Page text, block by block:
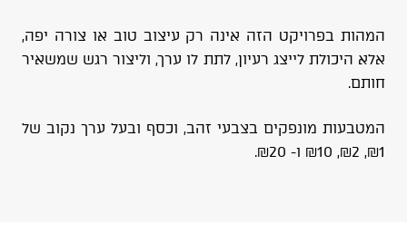
המהות בפרויקט הזה אינה רק עיצוב טוב או צורה יפה,
אלא היכולת לייצג רעיון, לתת לו ערך, וליצור רגש שמשאיר
חותם.
המטבעות מונפקים בצבעי זהב, וכסף ובעל ערך נקוב של
₪1, ₪2, ₪10 ו- ₪20.